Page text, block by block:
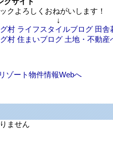
よろしくおねがいします！
↓
リゾート物件情報Webへ
ません